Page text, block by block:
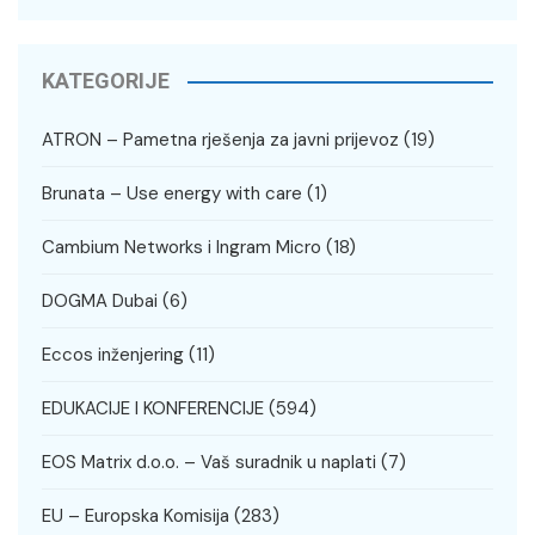
KATEGORIJE
ATRON – Pametna rješenja za javni prijevoz (19)
Brunata – Use energy with care (1)
Cambium Networks i Ingram Micro (18)
DOGMA Dubai (6)
Eccos inženjering (11)
EDUKACIJE I KONFERENCIJE (594)
EOS Matrix d.o.o. – Vaš suradnik u naplati (7)
EU – Europska Komisija (283)